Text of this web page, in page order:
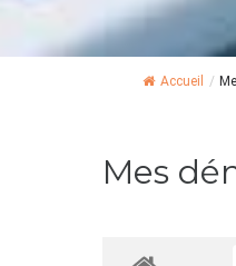
Accueil /
Mes